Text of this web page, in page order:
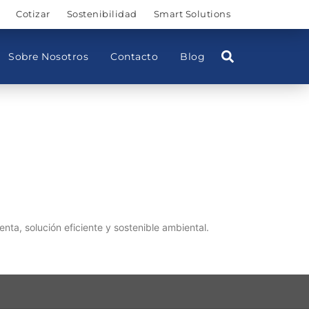
Cotizar Sostenibilidad Smart Solutions
Sobre Nosotros Contacto Blog
solución eficiente y sostenible ambiental.